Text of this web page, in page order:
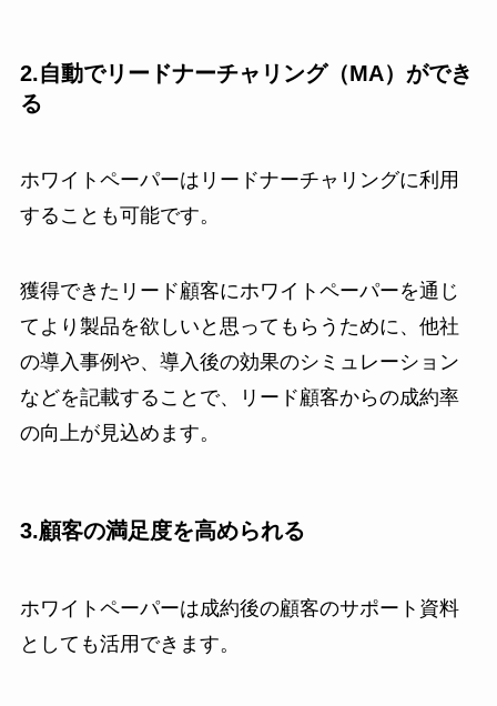
2.自動でリードナーチャリング（MA）ができ
る
ホワイトペーパーはリードナーチャリングに利用
することも可能です。
獲得できたリード顧客にホワイトペーパーを通じ
てより製品を欲しいと思ってもらうために、他社
の導入事例や、導入後の効果のシミュレーション
などを記載することで、リード顧客からの成約率
の向上が見込めます。
3.顧客の満足度を高められる
ホワイトペーパーは成約後の顧客のサポート資料
としても活用できます。